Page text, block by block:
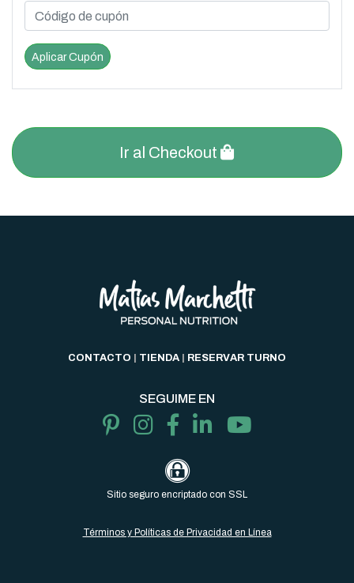
Aplicar Cupón
Ir al Checkout
CONTACTO TIENDA RESERVAR TURNO
SEGUIME EN
Sitio seguro encriptado con SSL
Términos y Políticas de Privacidad en Línea